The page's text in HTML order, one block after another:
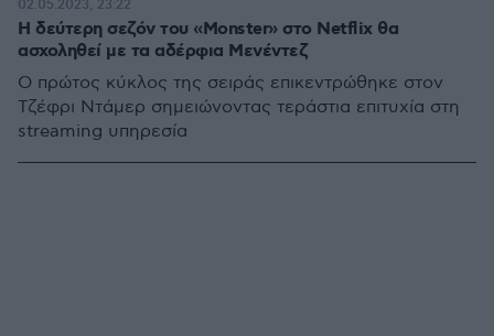
Η δεύτερη σεζόν του «Monster» στο Netflix θα
ασχοληθεί με τα αδέρφια Μενέντεζ
Ο πρώτος κύκλος της σειράς επικεντρώθηκε στον
Τζέφρι Ντάμερ σημειώνοντας τεράστια επιτυχία στη
streaming υπηρεσία
02.05.2023, 23:22